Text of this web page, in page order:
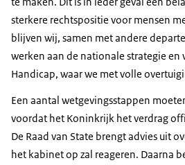
sterkere rechtspositie voor mensen
blijven wij, samen met andere
werken aan de nationale strategie en
Handicap, waar we met volle
Een aantal wetgevingsstappen
voordat het Koninkrijk het verdrag
De Raad van State brengt advies uit
het kabinet op zal reageren. Daarna